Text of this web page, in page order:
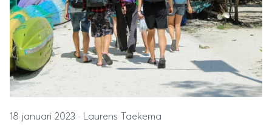
18 januari 2023 · Laurens Taekema